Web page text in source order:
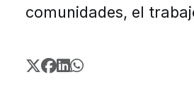
comunidades, el